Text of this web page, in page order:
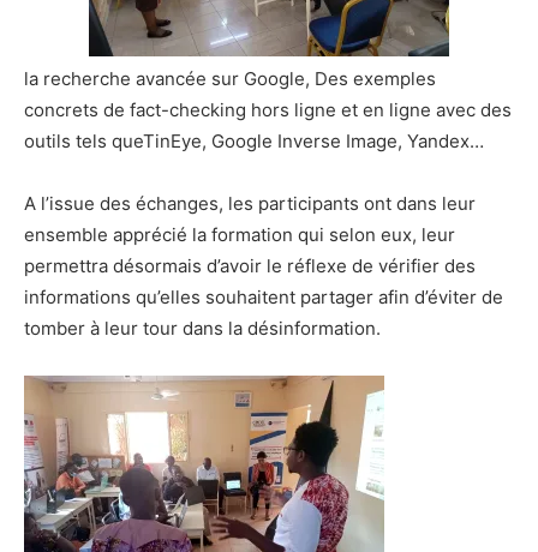
la recherche avancée sur Google, Des exemples
concrets de fact-checking hors ligne et en ligne avec des
outils tels queTinEye, Google Inverse Image, Yandex…
A l’issue des échanges, les participants ont dans leur
ensemble apprécié la formation qui selon eux, leur
permettra désormais d’avoir le réflexe de vérifier des
informations qu’elles souhaitent partager afin d’éviter de
tomber à leur tour dans la désinformation.